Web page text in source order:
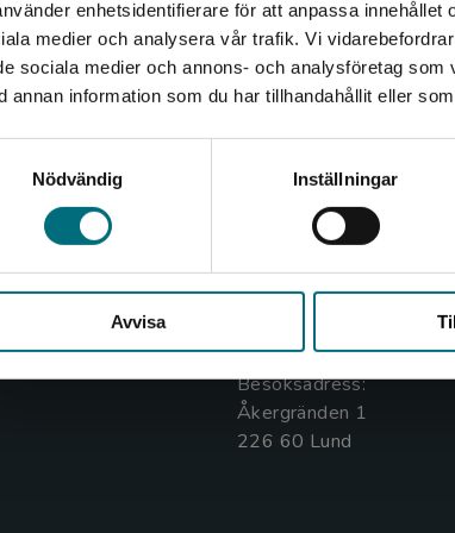
enhetsidentifierare för att anpassa
medier och analysera vår trafik. Vi
sociala medier och annons- och analysföretag
annan information som du har tillhandahållit eller
Nödvändig
Inställningar
Avvisa
Det verkar som att du
en enhet utanför
utanför Sverige. För att
leveransadressen vara i
som väcker läslust
möjligheter för
Studentlitteratur.
Kontakta oss
046-31 20 00
Box 141
Besöksadress:
Åkergränden 1